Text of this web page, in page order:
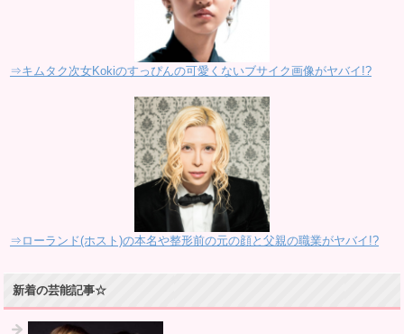
⇒キムタク次女Kokiのすっぴんの可愛くないブサイク画像がヤバイ!?
⇒ローランド(ホスト)の本名や整形前の元の顔と父親の職業がヤバイ!?
新着の芸能記事☆